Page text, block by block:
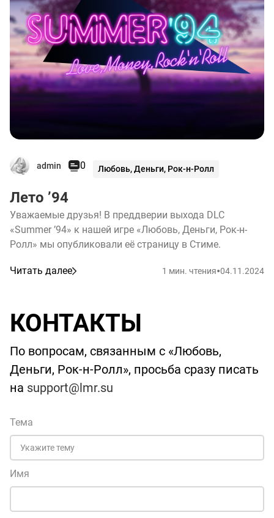
admin 0 Любовь, Деньги, Рок-н-Ролл
Лето ’94
Уважаемые друзья! В преддверии выхода DLC
«Summer ’94» к нашей игре «Любовь, Деньги, Рок-н-
Ролл» мы опубликовали её страницу в Стиме.
Читать далее 1 мин. чтения•04.11.2024
КОНТАКТЫ
По вопросам, связанным с «Любовь,
Деньги, Рок-н-Ролл», просьба сразу писать
на support@lmr.su
Тема
Имя